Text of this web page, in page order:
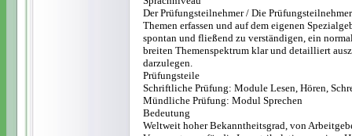
Der Prüfungsteilnehmer / Die
Themen erfassen und auf dem eigenen
spontan und fließend zu verständigen, ein
breiten Themenspektrum klar und detailliert
darzulegen.
Prüfungsteile
Schriftliche Prüfung: Module Lesen, Hören,
Mündliche Prüfung: Modul Sprechen
Bedeutung
Weltweit hoher Bekanntheitsgrad, von